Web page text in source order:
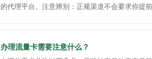
的代理平台。注意辨别：正规渠道不会要求你提
办理流量卡需要注意什么？